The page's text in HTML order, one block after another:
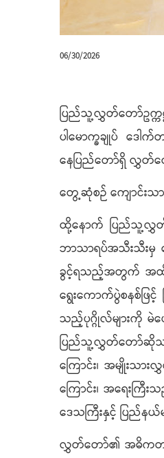
06/30/2026
ပြည်သူ့လွှတ်တော်ဥက္က
ပါမောက္ခချုပ် ဒေ
နေပြည်တော်ရှိ လွှ
တွေ့ဆုံစဉ် ကျောင်းသ
ထို့နောက် ပြည်သူ့လွှတ်
ဘာသာရပ်အသီးသီးမှ‌
ခွင့်ရသည့်အတွက် အထိုက်
ရွေးကောက်ပွဲစနစ်ဖ
သည့်ပုဂ္ဂိုလ်များကို မဲ
ပြည်သူ့လွှတ်တော်ဆိုသည်
ကြောင်း၊ အမျိုးသ
ကြောင်း၊ အရေးက
ဒေသကြီးနှင့် ပြည်နယ်
လွှတ်တော်၏ အဓိကတာဝ